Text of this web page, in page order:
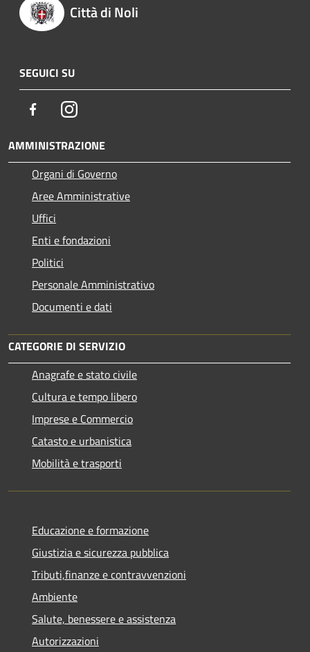
Città di Noli
SEGUICI SU
FacebookInstagram
AMMINISTRAZIONE
Organi di Governo
Aree Amministrative
Uffici
Enti e fondazioni
Politici
Personale Amministrativo
Documenti e dati
CATEGORIE DI SERVIZIO
Anagrafe e stato civile
Cultura e tempo libero
Imprese e Commercio
Catasto e urbanistica
Mobilità e trasporti
Educazione e formazione
Giustizia e sicurezza pubblica
Tributi,finanze e contravvenzioni
Ambiente
Salute, benessere e assistenza
Autorizzazioni